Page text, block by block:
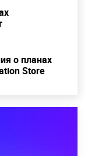
о планах
Store